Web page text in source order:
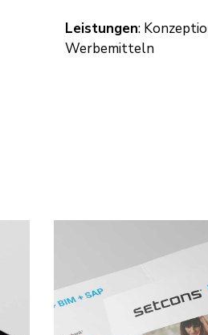
Leistungen:
Werbemitteln